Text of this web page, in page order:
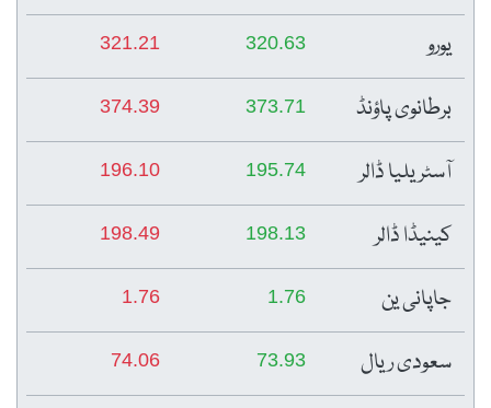
یورو 320.63
321.21
برطانوی پاؤنڈ 373.71
374.39
آسٹریلیا ڈالر 195.74
196.10
کینیڈا ڈالر 198.13
198.49
جاپانی ین 1.76
1.76
سعودی ریال 73.93
74.06